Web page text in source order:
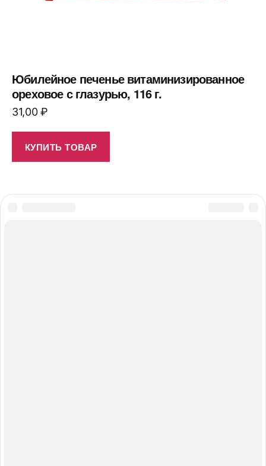
Юбилейное печенье витаминизированное
ореховое с глазурью, 116 г.
31,00₽
КУПИТЬ ТОВАР